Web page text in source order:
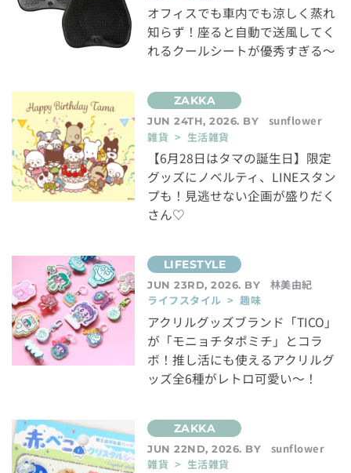
オフィスでも車内でも涼しく蒸れ
知らず！座ると自動で送風してく
れるクールシートが優秀すぎる～
JUN 24TH, 2026. BY
sunflower
雑貨 > 生活雑貨
【6月28日はタマの誕生日】限定
グッズにノベルティ、LINEスタン
プも！見逃せない企画が盛りだく
さん♡
JUN 23RD, 2026. BY
林美由紀
ライフスタイル > 趣味
アクリルグッズブランド「TICO」
が「モニョチタポミチ」とコラ
ボ！推し活にも使えるアクリルグ
ッズ全6種がレトロ可愛い～！
JUN 22ND, 2026. BY
sunflower
雑貨 > 生活雑貨